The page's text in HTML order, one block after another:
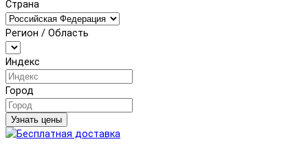
Страна
Регион / Область
Индекс
Город
Узнать цены